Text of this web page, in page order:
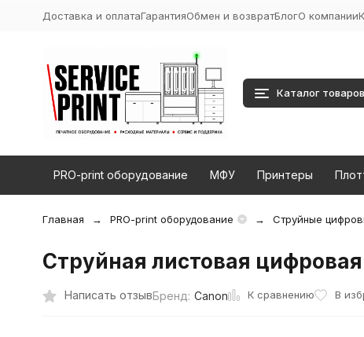
Доставка и оплатаГарантияОбмен и возвратБлогО компании
Каталог товаров
PRO-print оборудование МФУ Принтеры
Главная PRO-print оборудование Струйные
Струйная листовая
Написать отзывБренд: Canon К сравнению В